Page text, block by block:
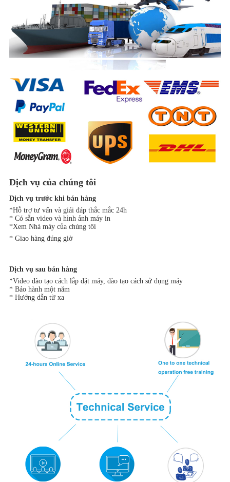
Dịch vụ của chúng tôi
Dịch vụ trước khi bán hàng
*Hỗ trợ tư vấn và giải đáp thắc mắc 24h
* Có sẵn video và hình ảnh máy in
*Xem Nhà máy của chúng tôi
* Giao hàng đúng giờ
Dịch vụ sau bán hàng
*Video đào tạo cách lắp đặt máy, đào tạo cách sử dụng máy
* Bảo hành một năm
* Hướng dẫn từ xa